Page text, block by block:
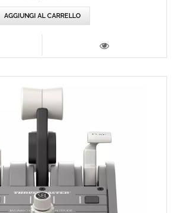
AGGIUNGI AL CARRELLO